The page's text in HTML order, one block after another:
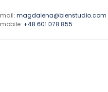
mail:magdalena@bienstudio.com
mobile: +48 601 078 855